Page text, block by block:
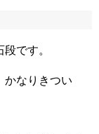
です。
かなりきつい